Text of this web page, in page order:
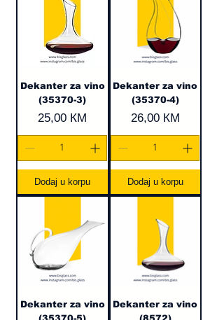
Dekanter za vino
(35370-3)
Cijena
25,00 КМ
Dodaj u korpu
Dekanter za vino
(35370-4)
Cijena
26,00 КМ
Dodaj u korpu
Dekanter za vino
Dekanter za vino